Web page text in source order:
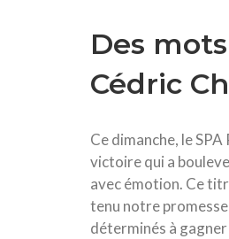
Des
Cédric
Ce dimanche, le
victoire qui a
avec émotion. Ce
tenu notre
déterminés à